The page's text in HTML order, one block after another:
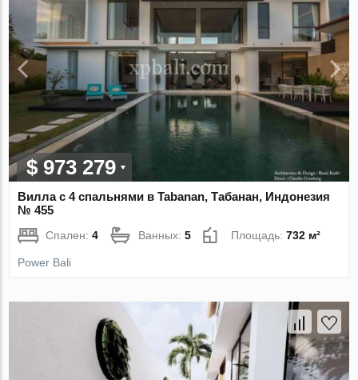
$ 973 279
Вилла с 4 спальнями в Tabanan, Табанан, Индонезия
№ 455
Спален:4 Ванных:5 Площадь:732 м²
Power Bali